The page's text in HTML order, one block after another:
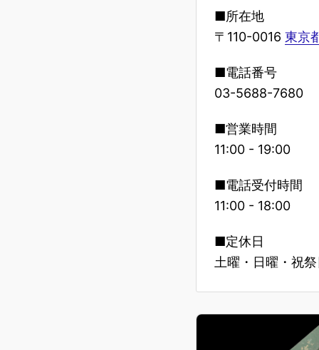
■所在地
〒110-0016 東京
■電話番号
03-5688-7680
■営業時間
11:00 - 19:00
■電話受付時間
11:00 - 18:00
■定休日
土曜・日曜・祝